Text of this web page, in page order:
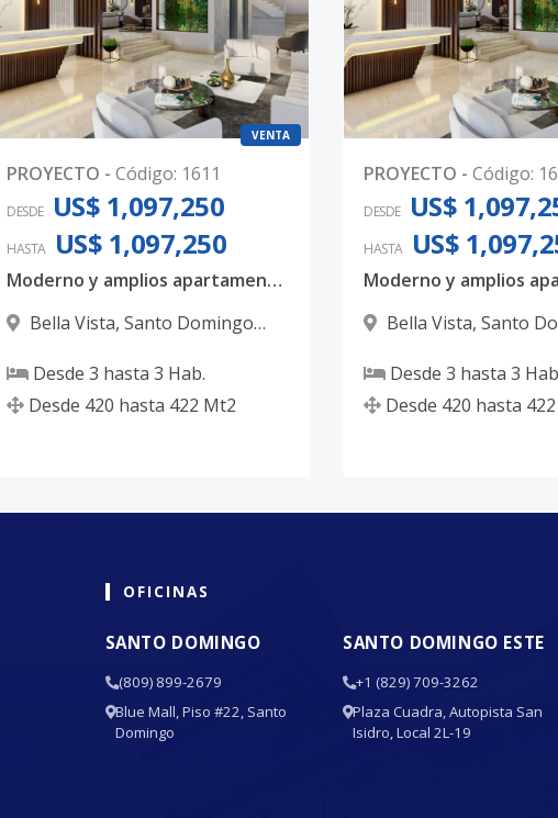
VENTA
PROYECTO - Código: 1611
DESDE US$ 1,097,250
HASTA US$ 1,097,250
Moderno y amplios apartamentos en Bella Vista, con 3 habitaciones, 3.5 baños y 4 parqueos techados
Bella Vista, Santo Domingo
Desde 3 hasta 3 Hab.
Desde 420 hasta 422 Mt2
PROYECTO - Código:
DESDE US$
HASTA US$
Bella Vista, Santo
Desde 3 hasta 3
Desde 420 hasta 422
OFICINAS
SANTO DOMINGO
(809) 899-2679
Blue Mall, Piso #22, Santo
Domingo
SANTO DOMINGO ESTE
+1 (829) 709-3262
Plaza Cuadra, Autopista San
Isidro, Local 2L-19